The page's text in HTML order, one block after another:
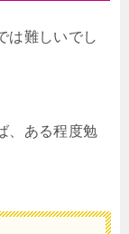
は難しいでし
、ある程度勉